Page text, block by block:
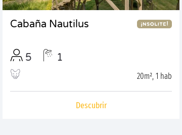
Cabaña Nautilus
5 1
20m², 1 hab
Descubrir